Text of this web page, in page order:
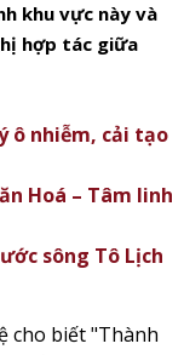
khu vực này và
hợp tác giữa
ô nhiễm, cải tạo
Hoá – Tâm linh
sông Tô Lịch
cho biết "Thành